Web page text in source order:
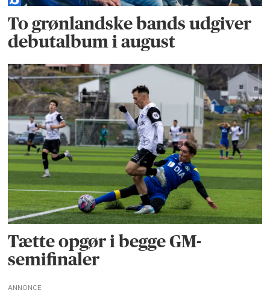
To grønlandske bands udgiver
debutalbum i august
Tætte opgør i begge GM-
semifinaler
ANNONCE